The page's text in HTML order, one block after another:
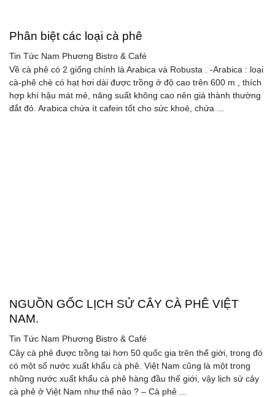
Phân biệt các loại cà phê
Tin Tức Nam Phương Bistro & Café
Về cà phê có 2 giống chính là Arabica và Robusta . -Arabica : loại
cà-phê chè có hạt hơi dài được trồng ở độ cao trên 600 m , thích
hợp khí hậu mát mẻ, năng suất không cao nên giá thành thường
đắt đỏ. Arabica chứa ít cafein tốt cho sức khoẻ, chứa ...
NGUỒN GỐC LỊCH SỬ CÂY CÀ PHÊ VIỆT
NAM.
Tin Tức Nam Phương Bistro & Café
Cây cà phê được trồng tại hơn 50 quốc gia trên thế giới, trong đó
có một số nước xuất khẩu cà phê. Việt Nam cũng là một trong
những nước xuất khẩu cà phê hàng đầu thế giới, vậy lịch sử cây
cà phê ở Việt Nam như thế nào ? – Cà phê ...